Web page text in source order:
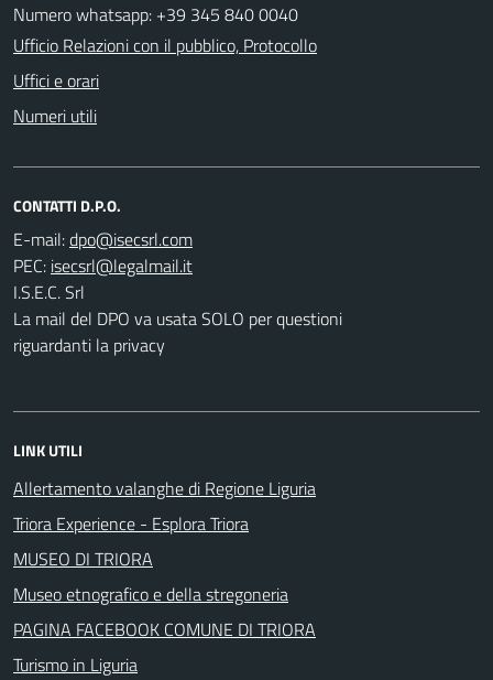
Numero whatsapp: +39 345 840 0040
Ufficio Relazioni con il pubblico, Protocollo
Uffici e orari
Numeri utili
CONTATTI D.P.O.
E-mail:
PEC:
I.S.E.C. Srl
La mail del DPO va usata SOLO per questioni
riguardanti la privacy
LINK UTILI
Allertamento valanghe di Regione Liguria
Triora Experience - Esplora Triora
MUSEO DI TRIORA
Museo etnografico e della stregoneria
PAGINA FACEBOOK COMUNE DI TRIORA
Turismo in Liguria